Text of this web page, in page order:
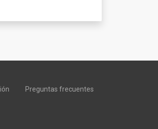
Preguntas frecuentes